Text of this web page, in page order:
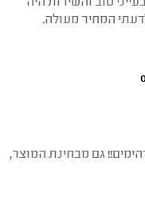
המחיר מעולה.
גם מבחינת המוצר,